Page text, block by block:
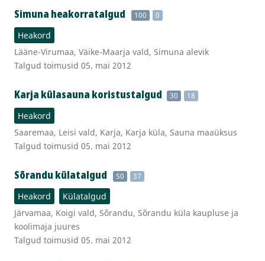
Simuna heakorratalgud 100 0
Heakord
Lääne-Virumaa, Väike-Maarja vald, Simuna alevik
Talgud toimusid 05. mai 2012
Karja külasauna koristustalgud 30 18
Heakord
Saaremaa, Leisi vald, Karja, Karja küla, Sauna maaüksus
Talgud toimusid 05. mai 2012
Sõrandu külatalgud 50 37
Heakord
Külatalgud
Järvamaa, Koigi vald, Sõrandu, Sõrandu küla kaupluse ja
koolimaja juures
Talgud toimusid 05. mai 2012